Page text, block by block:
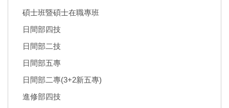
碩士班暨碩士在職專班
日間部四技
日間部二技
日間部五專
日間部二專(3+2新五專)
進修部四技